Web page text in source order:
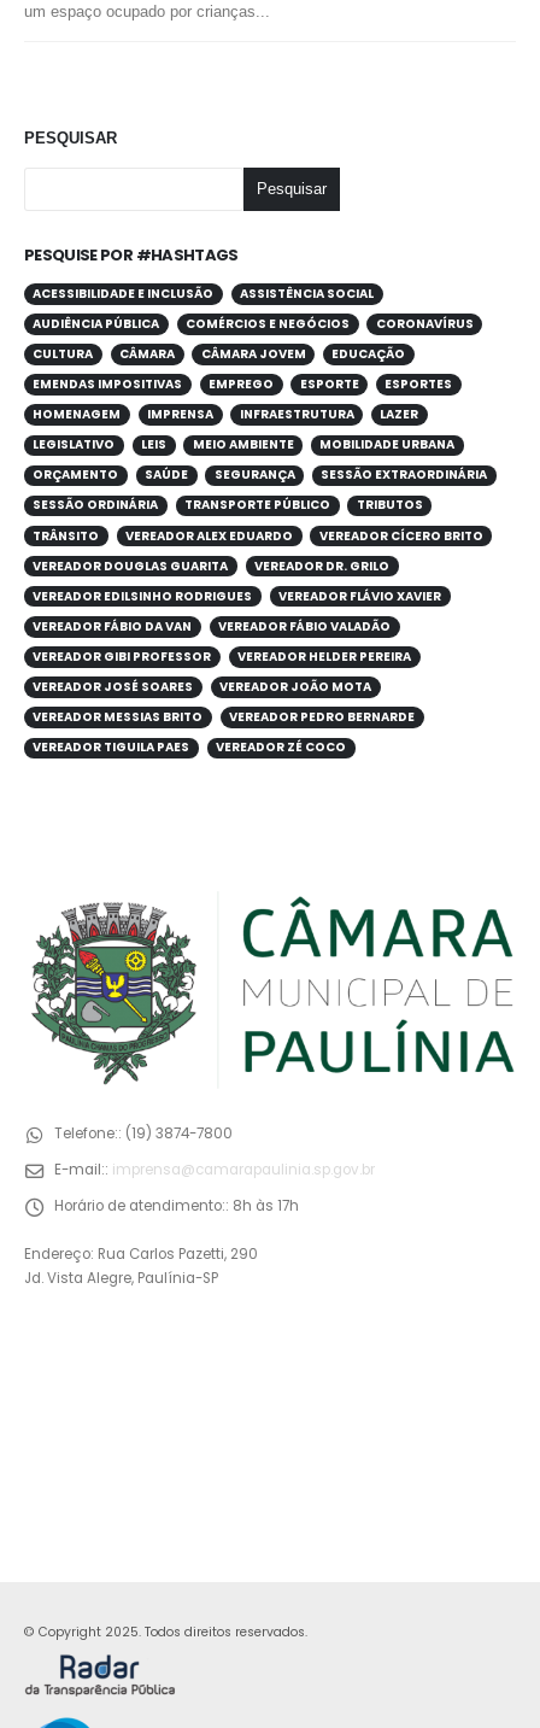
um espaço ocupado por crianças...
PESQUISAR
Pesquisar
PESQUISE POR #HASHTAGS
ACESSIBILIDADE E INCLUSÃO
ASSISTÊNCIA SOCIAL
AUDIÊNCIA PÚBLICA
COMÉRCIOS E NEGÓCIOS
CORONAVÍRUS
CULTURA
CÂMARA CÂMARA JOVEM
EDUCAÇÃO
EMENDAS IMPOSITIVAS
EMPREGO ESPORTE
ESPORTES
HOMENAGEM
IMPRENSA INFRAESTRUTURA
LAZER
LEGISLATIVO
LEIS MEIO AMBIENTE
MOBILIDADE URBANA
ORÇAMENTO
SAÚDE SEGURANÇA
SESSÃO EXTRAORDINÁRIA
SESSÃO ORDINÁRIA
TRANSPORTE PÚBLICO
TRIBUTOS
TRÂNSITO
VEREADOR ALEX EDUARDO
VEREADOR CÍCERO BRITO
VEREADOR DOUGLAS GUARITA
VEREADOR DR. GRILO
VEREADOR EDILSINHO RODRIGUES
VEREADOR FLÁVIO XAVIER
VEREADOR FÁBIO DA VAN
VEREADOR FÁBIO VALADÃO
VEREADOR GIBI PROFESSOR
VEREADOR HELDER PEREIRA
VEREADOR JOSÉ SOARES
VEREADOR JOÃO MOTA
VEREADOR MESSIAS BRITO
VEREADOR PEDRO BERNARDE
VEREADOR TIGUILA PAES
VEREADOR ZÉ COCO
Telefone:: (19) 3874-7800
E-mail:: imprensa@camarapaulinia.sp.gov.br
Horário de atendimento:: 8h às 17h
Endereço: Rua Carlos Pazetti, 290
Jd. Vista Alegre, Paulínia-SP
© Copyright 2025. Todos direitos reservados.